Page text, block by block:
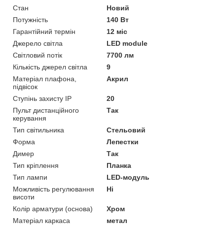
Стан
Новий
Потужність
140 Вт
Гарантійний термін
12 міс
Джерело світла
LED module
Світловий потік
7700 лм
Кількість джерел світла
9
Матеріал плафона,
підвісок
Акрил
Ступінь захисту IP
20
Пульт дистанційного
керування
Так
Тип світильника
Стельовий
Форма
Лепестки
Димер
Так
Тип кріплення
Планка
Тип лампи
LED-модуль
Можливість регулювання
висоти
Ні
Колір арматури (основа)
Хром
Матеріал каркаса
метал